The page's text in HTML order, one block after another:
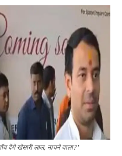
देंगे खेसारी लाल, नाचने वाला?'